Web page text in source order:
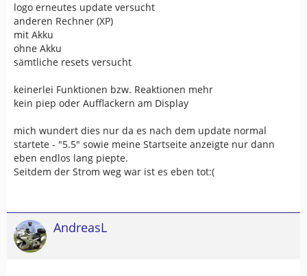
logo erneutes update versucht
anderen Rechner (XP)
mit Akku
ohne Akku
sämtliche resets versucht
keinerlei Funktionen bzw. Reaktionen mehr
kein piep oder Aufflackern am Display
mich wundert dies nur da es nach dem update normal
startete - "5.5" sowie meine Startseite anzeigte nur dann
eben endlos lang piepte.
Seitdem der Strom weg war ist es eben tot:(
AndreasL